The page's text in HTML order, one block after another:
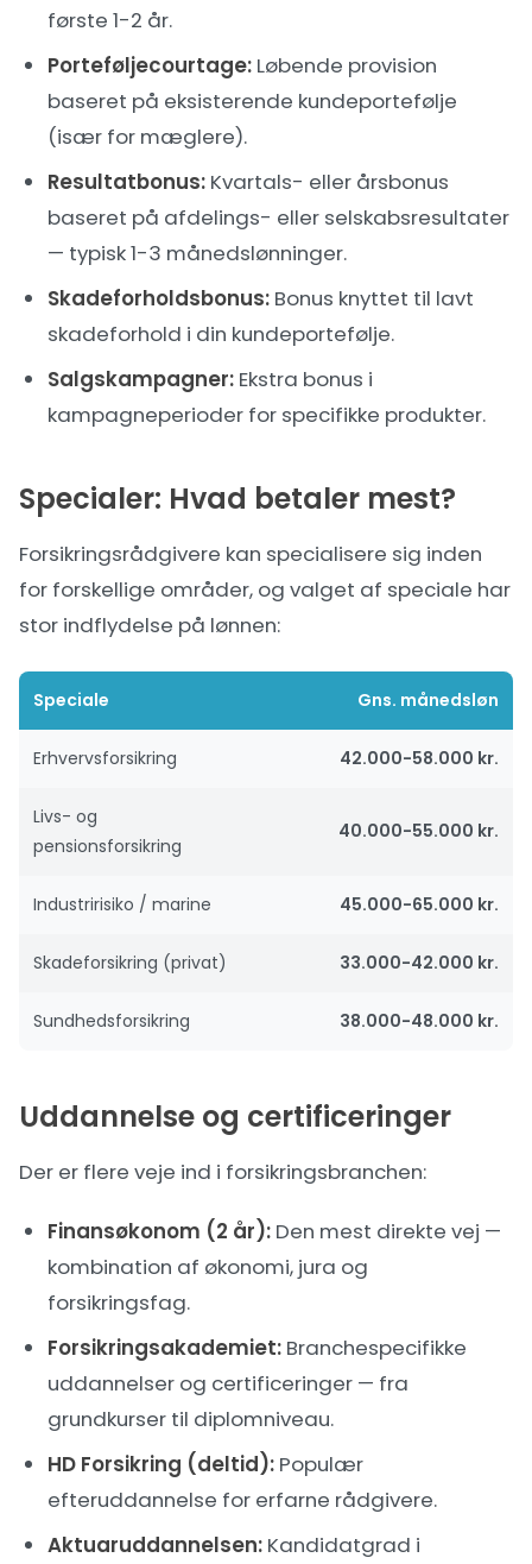
første 1-2 år.
Porteføljecourtage: Løbende provision
baseret på eksisterende kundeportefølje
(især for mæglere).
Resultatbonus: Kvartals- eller årsbonus
baseret på afdelings- eller selskabsresultater
— typisk 1-3 månedslønninger.
Skadeforholdsbonus: Bonus knyttet til lavt
skadeforhold i din kundeportefølje.
Salgskampagner: Ekstra bonus i
kampagneperioder for specifikke produkter.
Specialer: Hvad betaler mest?
Forsikringsrådgivere kan specialisere sig inden
for forskellige områder, og valget af speciale har
stor indflydelse på lønnen:
Speciale Gns. månedsløn
Erhvervsforsikring 42.000-58.000 kr.
Livs- og
pensionsforsikring
40.000-55.000 kr.
Industririsiko / marine 45.000-65.000 kr.
Skadeforsikring (privat) 33.000-42.000 kr.
Sundhedsforsikring 38.000-48.000 kr.
Uddannelse og certificeringer
Der er flere veje ind i forsikringsbranchen:
Finansøkonom (2 år): Den mest direkte vej —
kombination af økonomi, jura og
forsikringsfag.
Forsikringsakademiet: Branchespecifikke
uddannelser og certificeringer — fra
grundkurser til diplomniveau.
HD Forsikring (deltid): Populær
efteruddannelse for erfarne rådgivere.
Aktuaruddannelsen: Kandidatgrad i